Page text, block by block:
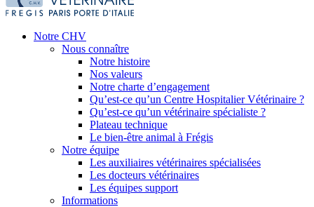
Notre CHV
Nous connaître
Notre histoire
Nos valeurs
Notre charte d’engagement
Qu’est-ce qu’un Centre Hospitalier Vétérinaire ?
Qu’est-ce qu’un vétérinaire spécialiste ?
Plateau technique
Le bien-être animal à Frégis
Notre équipe
Les auxiliaires vétérinaires spécialisées
Les docteurs vétérinaires
Les équipes support
Informations